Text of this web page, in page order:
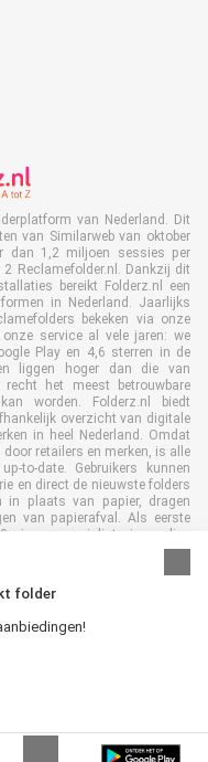
folder
van Nederland. Dit
van Similarweb van oktober
dan 1,2 miljoen sessies per
Reclamefolder.nl. Dankzij dit
bereikt Folderz.nl een
in Nederland. Jaarlijks
bekeken via onze
service al vele jaren: we
Play en 4,6 sterren in de
liggen hoger dan die van
recht het meest betrouwbare
worden. Folderz.nl biedt
overzicht van digitale
in heel Nederland. Omdat
retailers en merken, is alle
to-date. Gebruikers kunnen
en direct de nieuwste folders
in plaats van papier, dragen
van papierafval. Als eerste
jaar specialist in online
samenwerkingen opgebouwd
tot de toonaangevende
|